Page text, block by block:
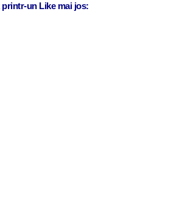
printr-un Like mai jos: